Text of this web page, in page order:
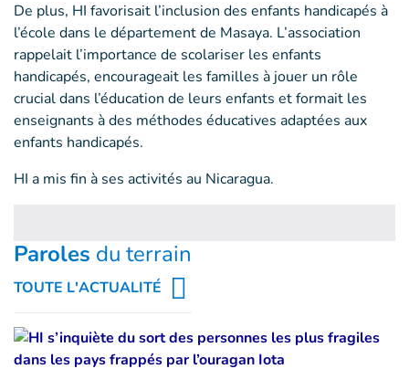
De plus, HI favorisait l’inclusion des enfants handicapés à
l’école dans le département de Masaya. L’association
rappelait l’importance de scolariser les enfants
handicapés, encourageait les familles à jouer un rôle
crucial dans l’éducation de leurs enfants et formait les
enseignants à des méthodes éducatives adaptées aux
enfants handicapés.
HI a mis fin à ses activités au Nicaragua.
Paroles du terrain
TOUTE L'ACTUALITÉ